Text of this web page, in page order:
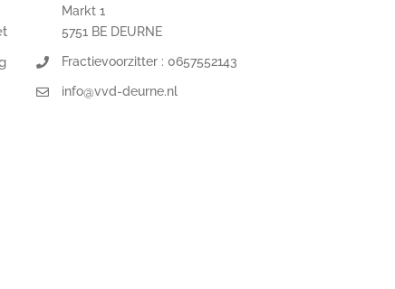
Markt 1
5751 BE DEURNE
Fractievoorzitter : 0657552143
info@vvd-deurne.nl